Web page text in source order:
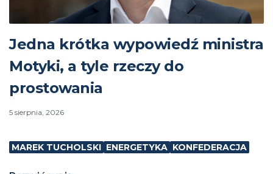
Jedna krótka wypowiedź ministra
Motyki, a tyle rzeczy do
prostowania
5 sierpnia, 2026
MAREK TUCHOLSKI ENERGETYKA KONFEDERACJA